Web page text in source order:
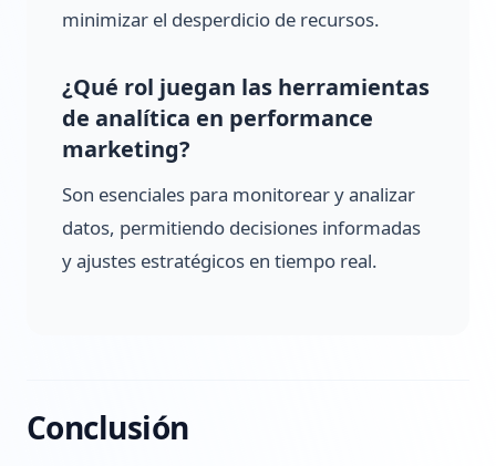
minimizar el desperdicio de recursos.
¿Qué rol juegan las herramientas
de analítica en performance
marketing?
Son esenciales para monitorear y analizar
datos, permitiendo decisiones informadas
y ajustes estratégicos en tiempo real.
Conclusión